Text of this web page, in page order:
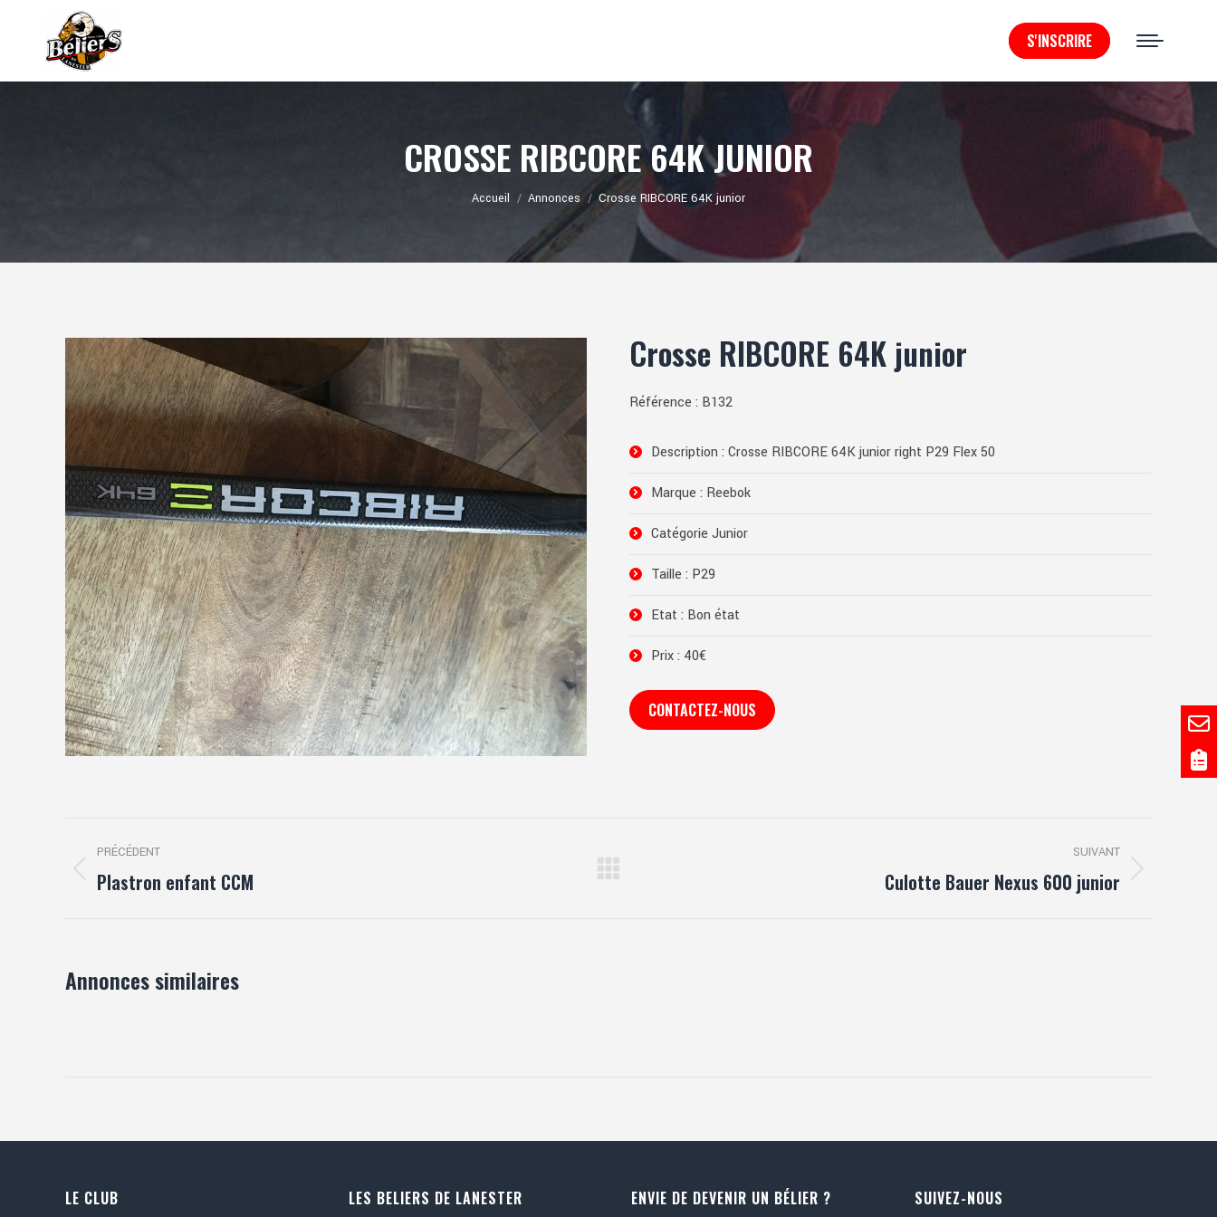
S'INSCRIRE
CROSSE RIBCORE 64K JUNIOR
Vous êtes ici :
Accueil Annonces Crosse RIBCORE 64K junior
Crosse RIBCORE 64K junior
Référence : B132
Description : Crosse RIBCORE 64K junior right P29 Flex 50
Marque : Reebok
Catégorie Junior
Taille : P29
Etat : Bon état
Prix : 40€
CONTACTEZ-NOUS
Navigation
de
PRÉCÉDENT
Onglet
Plastron enfant CCM
SUIVANT
Culotte Bauer Nexus 600 junior
Annonces similaires
LE CLUB LES BELIERS DE LANESTER ENVIE DE DEVENIR UN BÉLIER ? SUIVEZ-NOUS